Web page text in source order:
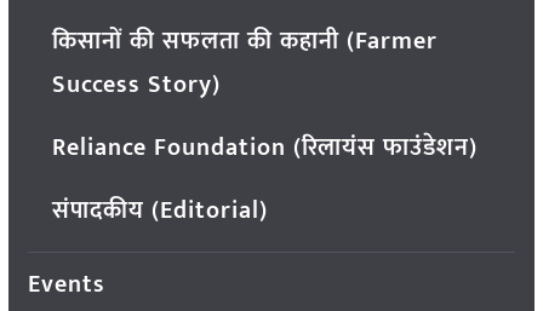
किसानों की सफलता की कहानी (Farmer
Success Story)
Reliance Foundation (रिलायंस फाउंडेशन)
संपादकीय (Editorial)
Events